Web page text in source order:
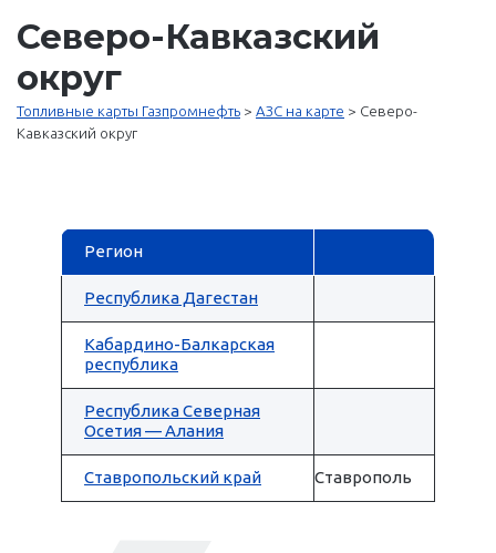
Северо-Кавказский
округ
Топливные карты Газпромнефть > АЗС на карте > Северо-
Кавказский округ
Регион
Республика Дагестан
Кабардино-Балкарская
республика
Республика Северная
Осетия — Алания
Ставропольский край Ставрополь